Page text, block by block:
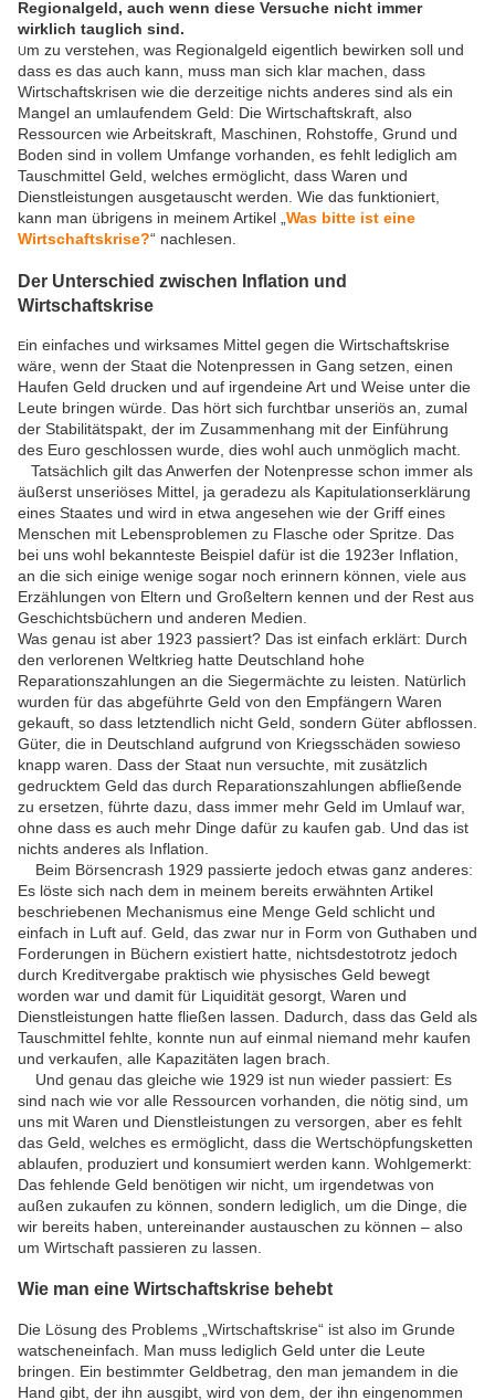
Regionalgeld, auch wenn diese Versuche nicht immer
wirklich tauglich sind.
Um zu verstehen, was Regionalgeld eigentlich bewirken soll und
dass es das auch kann, muss man sich klar machen, dass
Wirtschaftskrisen wie die derzeitige nichts anderes sind als ein
Mangel an umlaufendem Geld: Die Wirtschaftskraft, also
Ressourcen wie Arbeitskraft, Maschinen, Rohstoffe, Grund und
Boden sind in vollem Umfange vorhanden, es fehlt lediglich am
Tauschmittel Geld, welches ermöglicht, dass Waren und
Dienstleistungen ausgetauscht werden. Wie das funktioniert,
kann man übrigens in meinem Artikel „ Was bitte ist eine
Wirtschaftskrise?“ nachlesen.
Der Unterschied zwischen Inflation und
Wirtschaftskrise
Ein einfaches und wirksames Mittel gegen die Wirtschaftskrise
wäre, wenn der Staat die Notenpressen in Gang setzen, einen
Haufen Geld drucken und auf irgendeine Art und Weise unter die
Leute bringen würde. Das hört sich furchtbar unseriös an, zumal
der Stabilitätspakt, der im Zusammenhang mit der Einführung
des Euro geschlossen wurde, dies wohl auch unmöglich macht.
Tatsächlich gilt das Anwerfen der Notenpresse schon immer als
äußerst unseriöses Mittel, ja geradezu als Kapitulationserklärung
eines Staates und wird in etwa angesehen wie der Griff eines
Menschen mit Lebensproblemen zu Flasche oder Spritze. Das
bei uns wohl bekannteste Beispiel dafür ist die 1923er Inflation,
an die sich einige wenige sogar noch erinnern können, viele aus
Erzählungen von Eltern und Großeltern kennen und der Rest aus
Geschichtsbüchern und anderen Medien.
Was genau ist aber 1923 passiert? Das ist einfach erklärt: Durch
den verlorenen Weltkrieg hatte Deutschland hohe
Reparationszahlungen an die Siegermächte zu leisten. Natürlich
wurden für das abgeführte Geld von den Empfängern Waren
gekauft, so dass letztendlich nicht Geld, sondern Güter abflossen.
Güter, die in Deutschland aufgrund von Kriegsschäden sowieso
knapp waren. Dass der Staat nun versuchte, mit zusätzlich
gedrucktem Geld das durch Reparationszahlungen abfließende
zu ersetzen, führte dazu, dass immer mehr Geld im Umlauf war,
ohne dass es auch mehr Dinge dafür zu kaufen gab. Und das ist
nichts anderes als Inflation.
Beim Börsencrash 1929 passierte jedoch etwas ganz anderes:
Es löste sich nach dem in meinem bereits erwähnten Artikel
beschriebenen Mechanismus eine Menge Geld schlicht und
einfach in Luft auf. Geld, das zwar nur in Form von Guthaben und
Forderungen in Büchern existiert hatte, nichtsdestotrotz jedoch
durch Kreditvergabe praktisch wie physisches Geld bewegt
worden war und damit für Liquidität gesorgt, Waren und
Dienstleistungen hatte fließen lassen. Dadurch, dass das Geld als
Tauschmittel fehlte, konnte nun auf einmal niemand mehr kaufen
und verkaufen, alle Kapazitäten lagen brach.
Und genau das gleiche wie 1929 ist nun wieder passiert: Es
sind nach wie vor alle Ressourcen vorhanden, die nötig sind, um
uns mit Waren und Dienstleistungen zu versorgen, aber es fehlt
das Geld, welches es ermöglicht, dass die Wertschöpfungsketten
ablaufen, produziert und konsumiert werden kann. Wohlgemerkt:
Das fehlende Geld benötigen wir nicht, um irgendetwas von
außen zukaufen zu können, sondern lediglich, um die Dinge, die
wir bereits haben, untereinander austauschen zu können – also
um Wirtschaft passieren zu lassen.
Wie man eine Wirtschaftskrise behebt
Die Lösung des Problems „Wirtschaftskrise“ ist also im Grunde
watscheneinfach. Man muss lediglich Geld unter die Leute
bringen. Ein bestimmter Geldbetrag, den man jemandem in die
Hand gibt, der ihn ausgibt, wird von dem, der ihn eingenommen